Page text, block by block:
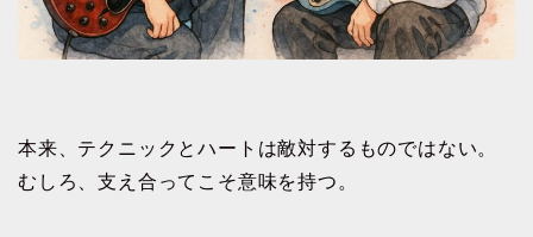
本来、テクニックとハートは敵対するものではない。
むしろ、支え合ってこそ意味を持つ。